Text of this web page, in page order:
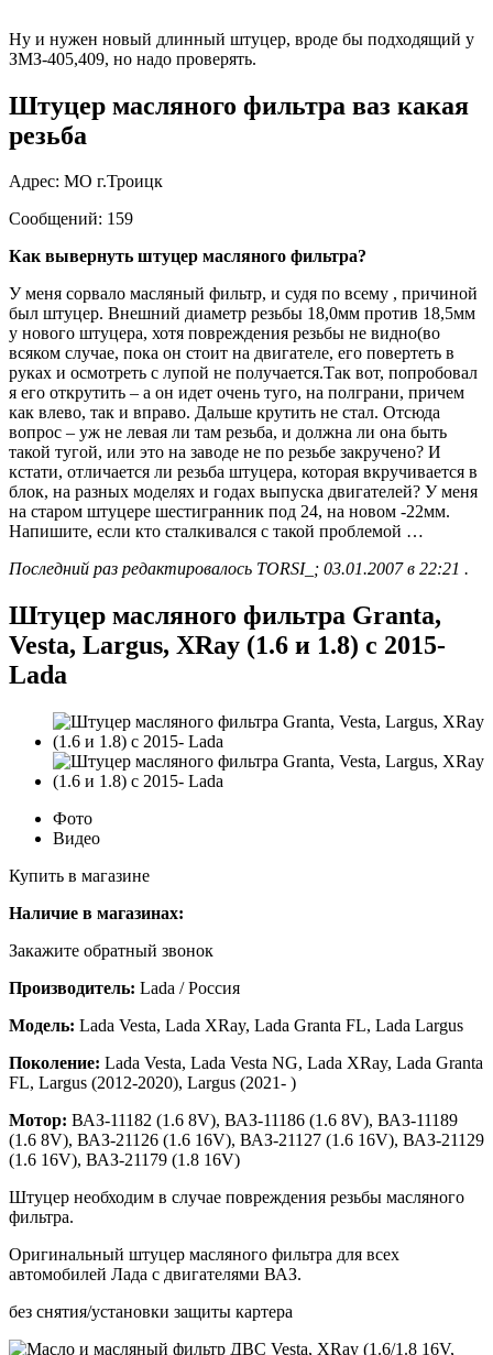
Ну и нужен новый длинный штуцер, вроде бы подходящий у
ЗМЗ-405,409, но надо проверять.
Штуцер масляного фильтра ваз какая
резьба
Адрес: МО г.Троицк
Сообщений: 159
Как вывернуть штуцер масляного фильтра?
У меня сорвало масляный фильтр, и судя по всему , причиной
был штуцер. Внешний диаметр резьбы 18,0мм против 18,5мм
у нового штуцера, хотя повреждения резьбы не видно(во
всяком случае, пока он стоит на двигателе, его повертеть в
руках и осмотреть с лупой не получается.Так вот, попробовал
я его открутить – а он идет очень туго, на полграни, причем
как влево, так и вправо. Дальше крутить не стал. Отсюда
вопрос – уж не левая ли там резьба, и должна ли она быть
такой тугой, или это на заводе не по резьбе закручено? И
кстати, отличается ли резьба штуцера, которая вкручивается в
блок, на разных моделях и годах выпуска двигателей? У меня
на старом штуцере шестигранник под 24, на новом -22мм.
Напишите, если кто сталкивался с такой проблемой …
Последний раз редактировалось TORSI_; 03.01.2007 в 22:21 .
Штуцер масляного фильтра Granta,
Vesta, Largus, XRay (1.6 и 1.8) с 2015-
Lada
Фото
Видео
Купить в магазине
Наличие в магазинах:
Закажите обратный звонок
Производитель: Lada / Россия
Модель: Lada Vesta, Lada XRay, Lada Granta FL, Lada Largus
Поколение: Lada Vesta, Lada Vesta NG, Lada XRay, Lada Granta
FL, Largus (2012-2020), Largus (2021- )
Мотор: ВАЗ-11182 (1.6 8V), ВАЗ-11186 (1.6 8V), ВАЗ-11189
(1.6 8V), ВАЗ-21126 (1.6 16V), ВАЗ-21127 (1.6 16V), ВАЗ-21129
(1.6 16V), ВАЗ-21179 (1.8 16V)
Штуцер необходим в случае повреждения резьбы масляного
фильтра.
Оригинальный штуцер масляного фильтра для всех
автомобилей Лада с двигателями ВАЗ.
без снятия/установки защиты картера